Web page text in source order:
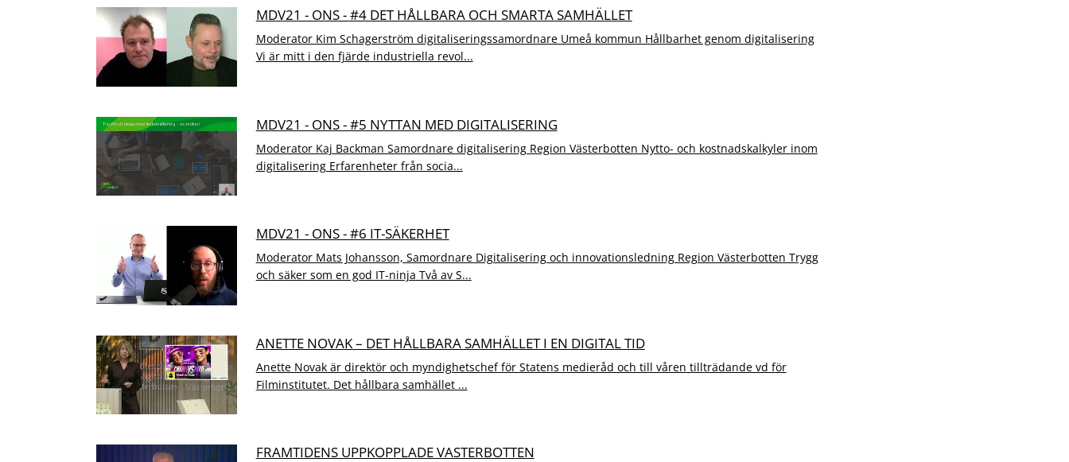
MDV21 - ONS - #4 DET HÅLLBARA OCH SMARTA SAMHÄLLET
Moderator Kim Schagerström digitaliseringssamordnare Umeå kommun Hållbarhet genom digitalisering
Vi är mitt i den fjärde industriella revol...
MDV21 - ONS - #5 NYTTAN MED DIGITALISERING
Moderator Kaj Backman Samordnare digitalisering Region Västerbotten Nytto- och kostnadskalkyler inom
digitalisering Erfarenheter från socia...
MDV21 - ONS - #6 IT-SÄKERHET
Moderator Mats Johansson, Samordnare Digitalisering och innovationsledning Region Västerbotten Trygg
och säker som en god IT-ninja Två av S...
ANETTE NOVAK – DET HÅLLBARA SAMHÄLLET I EN DIGITAL TID
Anette Novak är direktör och myndighetschef för Statens medieråd och till våren tillträdande vd för
Filminstitutet. Det hållbara samhället ...
FRAMTIDENS UPPKOPPLADE VASTERBOTTEN